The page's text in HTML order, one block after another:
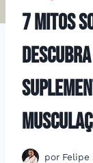
7 Mitos
por Felipe